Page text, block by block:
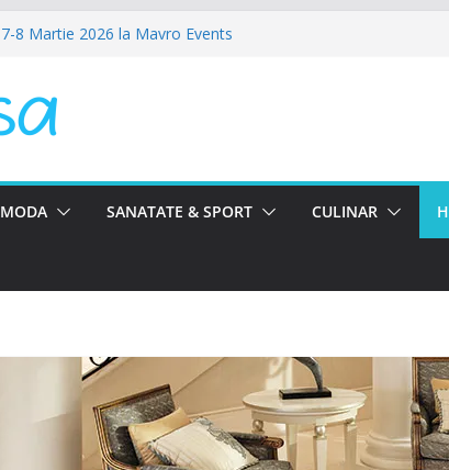
7-8 Martie 2026 la Mavro Events
Ziua Femeii se sarbatoreste La Teatru. La Calinescu!
Petrecere de Ziua Femeii la La Nasu
MODA SANATATE & SPORT CULINAR